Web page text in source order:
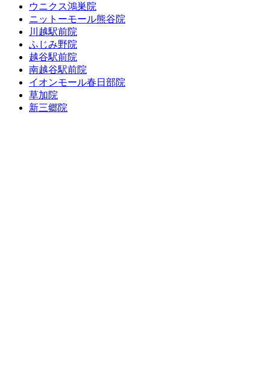
ウニクス鴻巣院
ニットーモール熊谷院
川越駅前院
ふじみ野院
越谷駅前院
南越谷駅前院
イオンモール春日部院
草加院
新三郷院